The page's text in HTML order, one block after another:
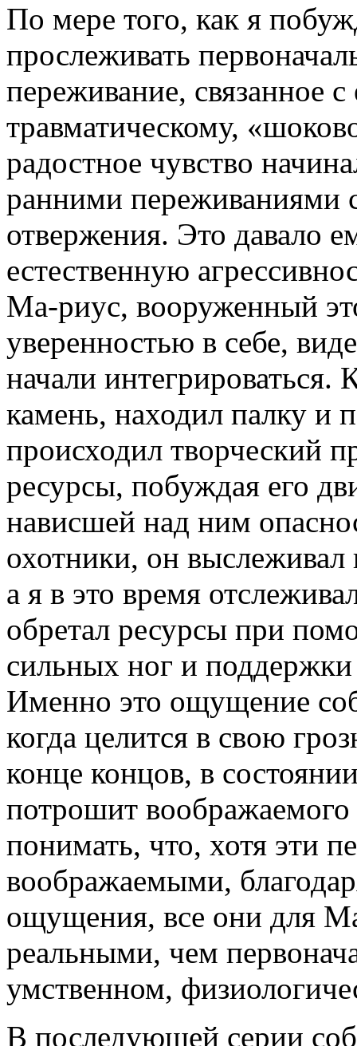
По мере того, как я
прослеживать
переживание, связанное
травматическому,
радостное чувство
ранними переживаниями
отвержения. Это давало
естественную
Ма-риус, вооруженный
уверенностью в себе,
начали интегрироваться.
камень, находил палку и
происходил творческий
ресурсы, побуждая его
нависшей над ним
охотники, он выслеживал
а я в это время
обретал ресурсы при
сильных ног и
Именно это ощущение
когда целится в свою
конце концов, в
потрошит
понимать, что, хотя эти
воображаемыми,
ощущения, все они для
реальными, чем
умственном,
В последующей серии